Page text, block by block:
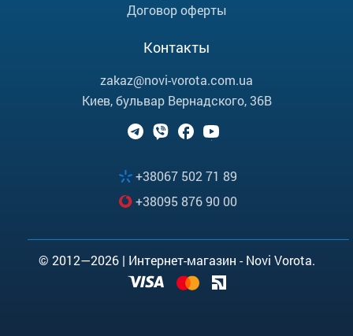
Договор оферты
Контакты
zakaz@novi-vorota.com.ua
Киев, бульвар Вернадского, 36В
+38067 502 71 89
+38095 876 90 00
© 2012—2026 | Интернет-магазин - Novi Vorota.